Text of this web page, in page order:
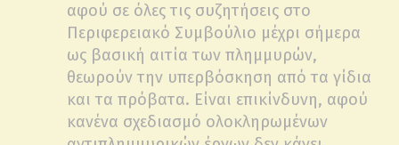
αφού σε όλες τις συζητήσεις στο
Περιφερειακό Συμβούλιο μέχρι σήμερα
ως βασική αιτία των πλημμυρών,
θεωρούν την υπερβόσκηση από τα γίδια
και τα πρόβατα. Είναι επικίνδυνη, αφού
κανένα σχεδιασμό ολοκληρωμένων